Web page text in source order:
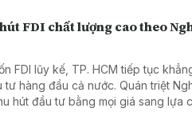
FDI chất lượng cao theo
FDI lũy kế, TP. HCM tiếp tục
hàng đầu cả nước. Quán triệt
hút đầu tư bằng mọi giá sang lựa